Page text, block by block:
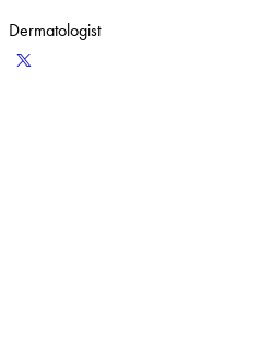
Dermatologist